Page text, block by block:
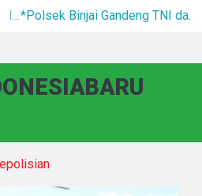
*Polsek Binjai Gandeng TNI dan Kepala Desa Grebek Sarang Narkoba*